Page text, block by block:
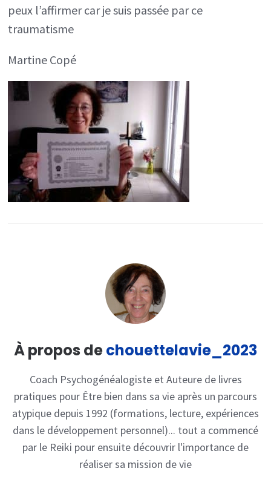
peux l’affirmer car je suis passée par ce
traumatisme
Martine Copé
À propos dechouettelavie_2023
Coach Psychogénéalogiste et Auteure de livres
pratiques pour Être bien dans sa vie après un parcours
atypique depuis 1992 (formations, lecture, expériences
dans le développement personnel)... tout a commencé
par le Reiki pour ensuite découvrir l'importance de
réaliser sa mission de vie